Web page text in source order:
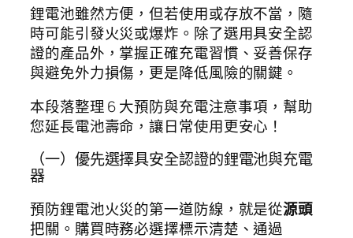
鋰電池雖然方便，但若使用或存放不當，隨
時可能引發火災或爆炸。除了選用具安全認
證的產品外，掌握正確充電習慣、妥善保存
與避免外力損傷，更是降低風險的關鍵。
本段落整理 6 大預防與充電注意事項，幫助
您延長電池壽命，讓日常使用更安心！
（一）優先選擇具安全認證的鋰電池與充電
器
預防鋰電池火災的第一道防線，就是從源頭
把關。購買時務必選擇標示清楚、通過